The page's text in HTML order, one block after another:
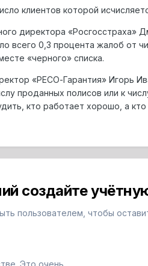
клиентов которой
директора
всего 0,3 процента жалоб от
«черного» списка.
«РЕСО-Гарантия» Игорь
проданных полисов или к
кто работает хорошо, а
создайте
пользователем, чтобы